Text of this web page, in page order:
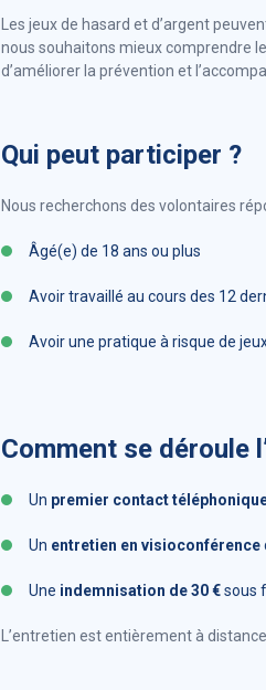
Les jeux de hasard et d’argent
nous souhaitons mieux comprendre
d’améliorer la prévention et
Qui peut participer ?
Nous recherchons des volontaires
Âgé(e) de 18 ans ou plus
Avoir travaillé au cours des 12
Avoir une pratique à risque de
Comment se déroule
Un premier contact
Un entretien en visioconférence
Une indemnisation de 30 €sous
L’entretien est entièrement à